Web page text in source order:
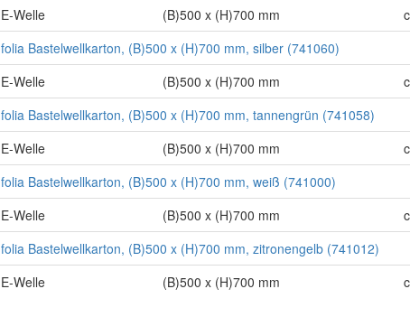
E-Welle
(B)500 x (H)700 mm
folia Bastelwellkarton, (B)500 x (H)700 mm, silber (741060)
E-Welle
(B)500 x (H)700 mm
folia Bastelwellkarton, (B)500 x (H)700 mm, tannengrün (741058)
E-Welle
(B)500 x (H)700 mm
folia Bastelwellkarton, (B)500 x (H)700 mm, weiß (741000)
E-Welle
(B)500 x (H)700 mm
folia Bastelwellkarton, (B)500 x (H)700 mm, zitronengelb (741012)
E-Welle
(B)500 x (H)700 mm